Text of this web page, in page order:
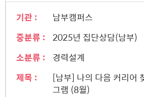
기관 :
남부캠퍼스
중분류 :
2025년 집단상담(남부)
소분류 :
경력설계
제목 :
[남부] 나의 다음 커리어
그램 (8월)